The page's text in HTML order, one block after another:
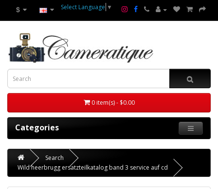
$ Select Language ▼
0 item(s) - $0.00
Categories
Search
Wild heerbrugg ersatzteilkatalog band 3 service auf cd